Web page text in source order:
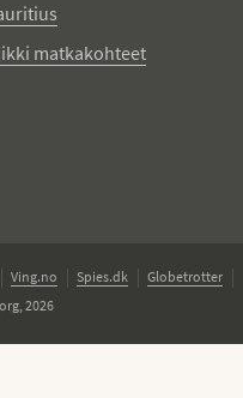
matkakohteet
Ving.no Spies.dk
Globetrotter
2026